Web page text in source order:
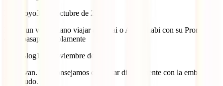
Ivan Toyo31 de octubre de 2023
Puede un venezolano viajar a Dubai o Abu Dhabi con su Prorroga
en su pasaporte solamente
IATI Blog1 de noviembre de 2023
Hola Ivan. Te aconsejamos consultar directamente con la embajada.
Un saludo.